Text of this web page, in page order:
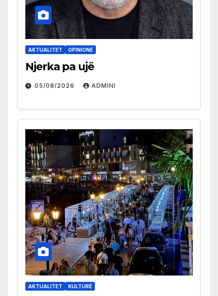
AKTUALITET OPINIONE
Njerka pa ujë
05/08/2026 ADMINI
AKTUALITET KULTURË